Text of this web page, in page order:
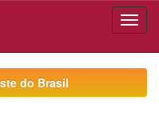
do Brasil